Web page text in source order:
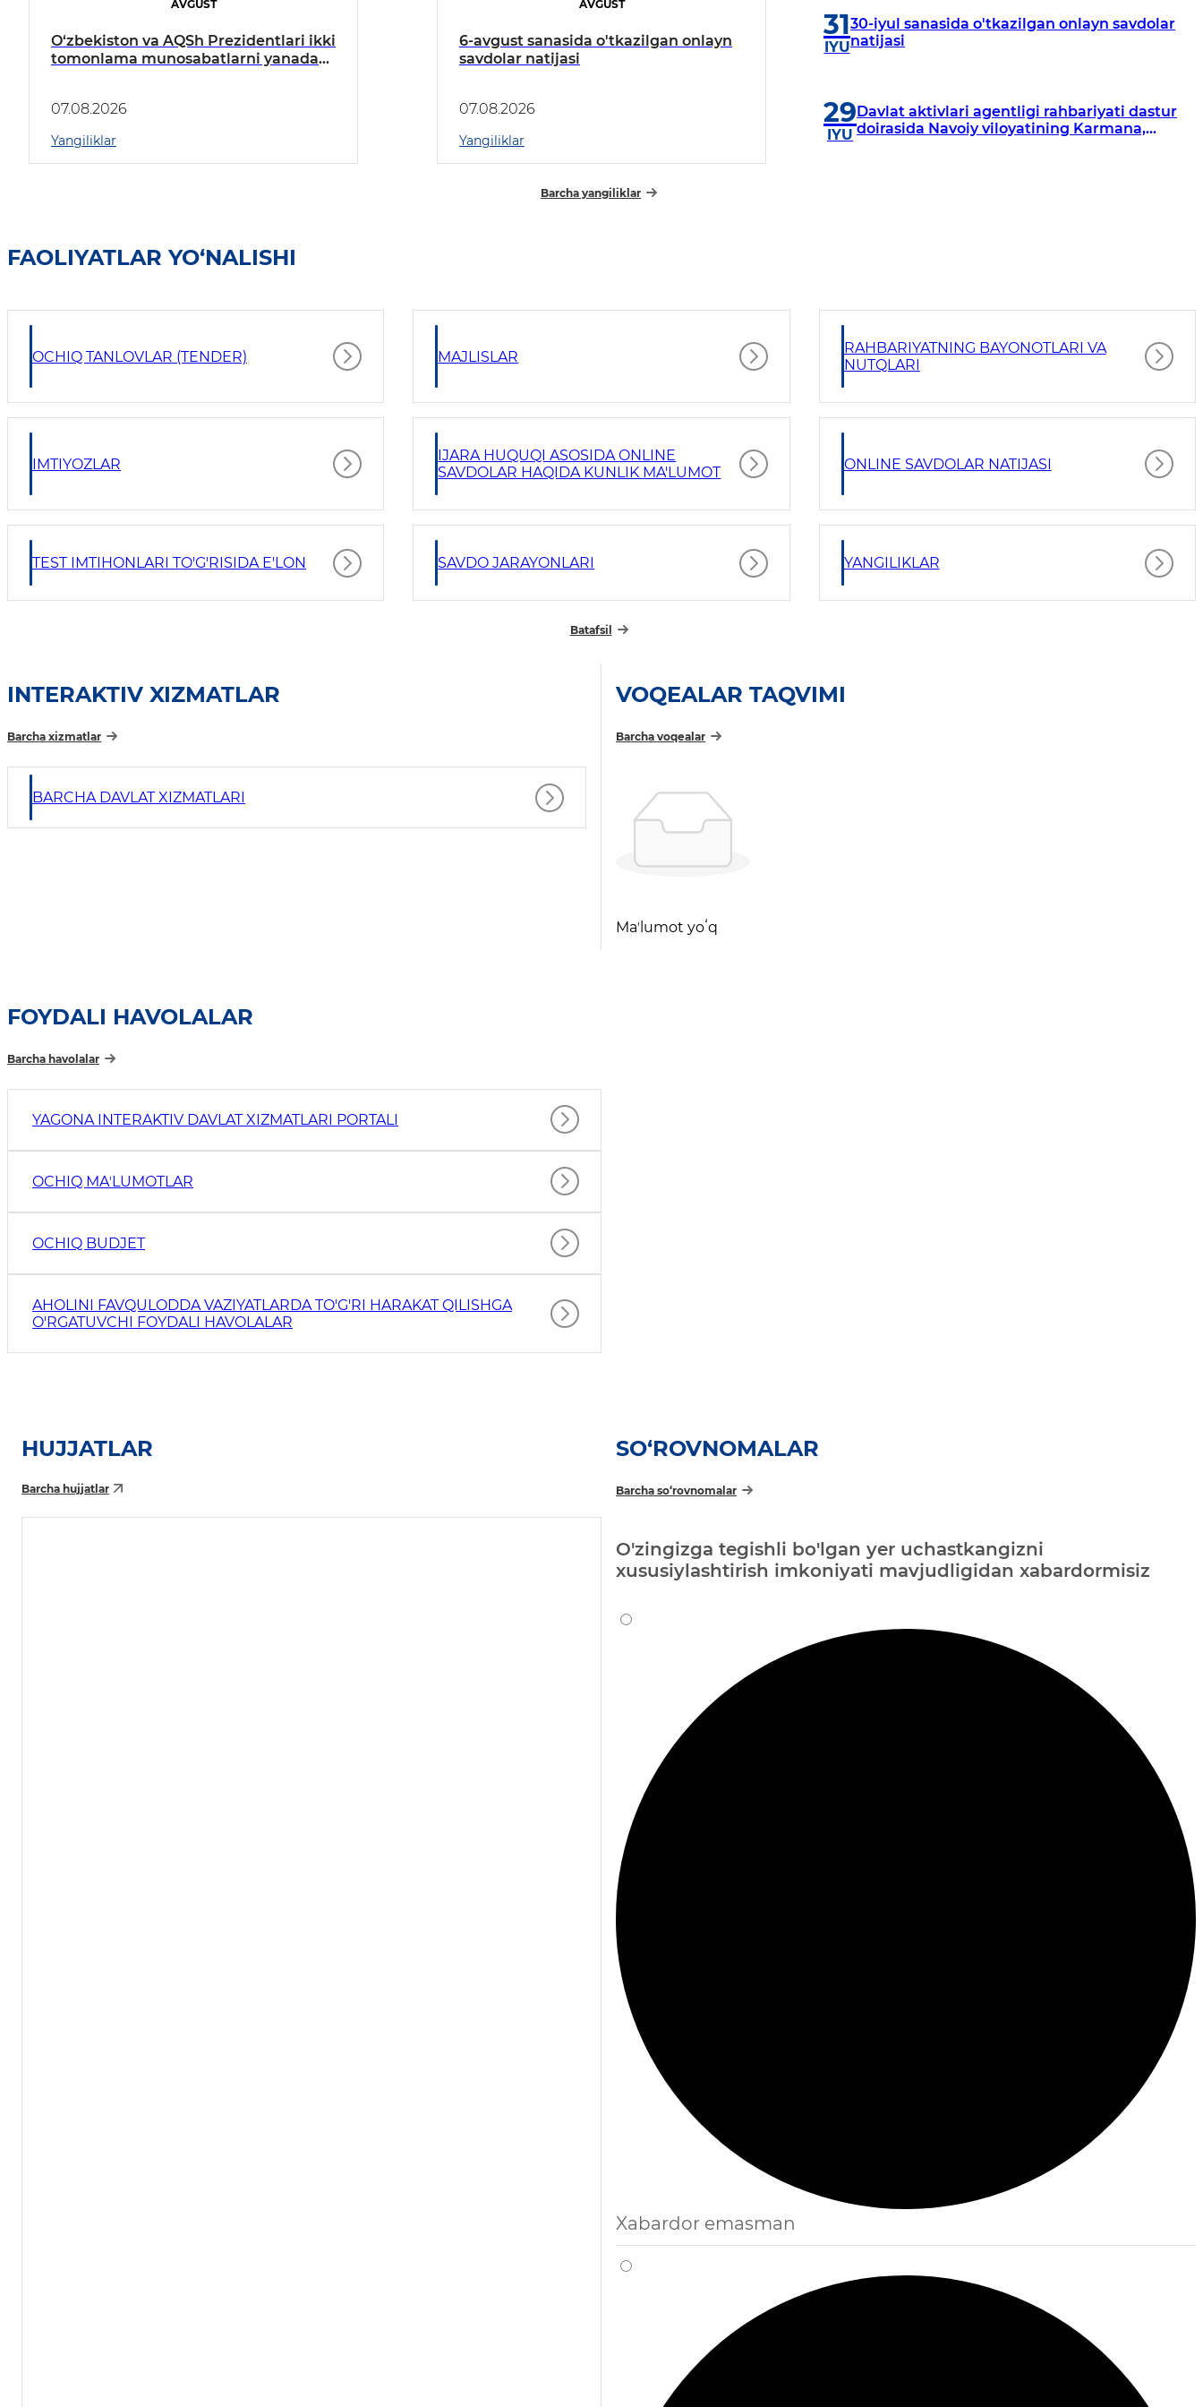
AVGUST
O‘zbekiston va AQSh Prezidentlari ikki
tomonlama munosabatlarni yanada
07.08.2026
Yangiliklar
AVGUST
6-avgust sanasida o'tkazilgan onlayn
savdolar natijasi
07.08.2026
Yangiliklar
31
IYU
30-iyul sanasida o'tkazilgan onlayn savdolar
natijasi
29
IYU
Davlat aktivlari agentligi rahbariyati dastur
doirasida Navoiy viloyatining Karmana,
Barcha yangiliklar
FAOLIYATLAR YO‘NALISHI
OCHIQ TANLOVLAR (TENDER) MAJLISLAR
RAHBARIYATNING BAYONOTLARI VA
NUTQLARI
IMTIYOZLAR
IJARA HUQUQI ASOSIDA ONLINE
SAVDOLAR HAQIDA KUNLIK MA'LUMOT
ONLINE SAVDOLAR NATIJASI
TEST IMTIHONLARI TO'G'RISIDA E'LON SAVDO JARAYONLARI YANGILIKLAR
Batafsil
INTERAKTIV XIZMATLAR
Barcha xizmatlar
BARCHA DAVLAT XIZMATLARI
VOQEALAR TAQVIMI
Barcha voqealar
Maʼlumot yoʻq
FOYDALI HAVOLALAR
Barcha havolalar
YAGONA INTERAKTIV DAVLAT XIZMATLARI PORTALI
OCHIQ MAʼLUMOTLAR
OCHIQ BUDJET
AHOLINI FAVQULODDA VAZIYATLARDA TO'G'RI HARAKAT QILISHGA
O'RGATUVCHI FOYDALI HAVOLALAR
HUJJATLAR
Barcha hujjatlar
SO‘ROVNOMALAR
Barcha so‘rovnomalar
O'zingizga tegishli bo'lgan yer uchastkangizni
xususiylashtirish imkoniyati mavjudligidan xabardormisiz
Xabardor emasman